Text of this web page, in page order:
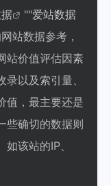
""爱站数据
站数据参考，
站价值评估因素
以及索引量、
值，最主要还是
些确切的数据则
该站的IP、